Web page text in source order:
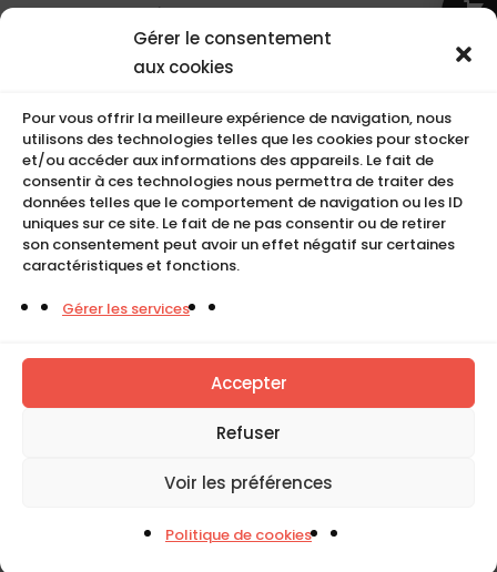
Gérer le consentement
aux cookies
Pour vous offrir la meilleure expérience de navigation, nous
utilisons des technologies telles que les cookies pour stocker
et/ou accéder aux informations des appareils. Le fait de
consentir à ces technologies nous permettra de traiter des
données telles que le comportement de navigation ou les ID
uniques sur ce site. Le fait de ne pas consentir ou de retirer
son consentement peut avoir un effet négatif sur certaines
caractéristiques et fonctions.
Gérer les services
Accepter
Refuser
Voir les préférences
Politique de cookies
Nos coordonnées
Nos références
Recrutement
CGU
Mentions légales
Politique de cookies (UE)
COMPACT
5, Rue Ambroise Croizat
95195 BP30523
Goussainville Cedex Val d’Oise France.
0033(0)1 34 04 76 51
Tous droits réservés. Copyright © Compact 2026